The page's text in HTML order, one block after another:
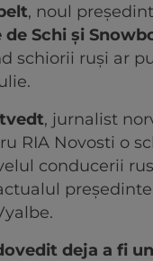
, noul
Schi și
schiorii ruși ar
, jurnalist
RIA Novosti o
conducerii
președinte
deja a fi